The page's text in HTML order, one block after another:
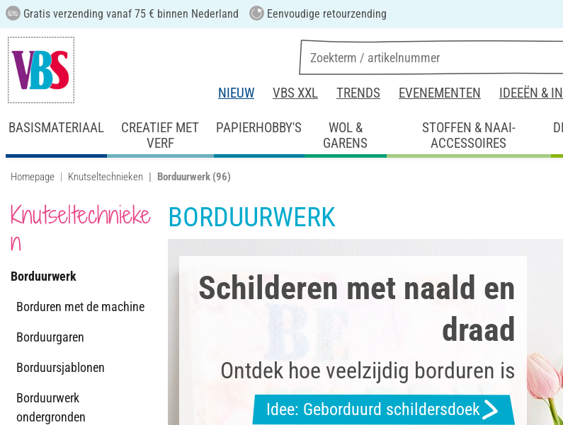
Gratis verzending vanaf 75 € binnen Nederland Eenvoudige retourzending
NIEUW VBS XXL TRENDS EVENEMENTEN IDEEËN &
BASISMATERIAAL
CREATIEF MET
VERF
PAPIERHOBBY'S
WOL &
GARENS
STOFFEN & NAAI-
ACCESSOIRES
Homepage Knutseltechnieken Borduurwerk (96)
Knutseltechnieke
n
Borduurwerk
Borduren met de machine
Borduurgaren
Borduursjablonen
Borduurwerk
ondergronden
BORDUURWERK
Schilderen met naald en
draad
Ontdek hoe veelzijdig borduren is
Idee: Geborduurd schildersdoek